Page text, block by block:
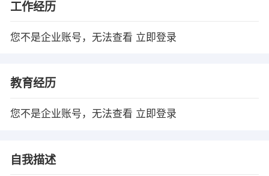
工作经历
您不是企业账号，无法查看 立即登录
教育经历
您不是企业账号，无法查看 立即登录
自我描述